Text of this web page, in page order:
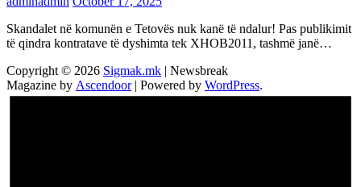
Skandalet në komunën e Tetovës nuk kanë të ndalur! Pas publikimit
të qindra kontratave të dyshimta tek XHOB2011, tashmë janë…
Copyright © 2026 Sigmak.mk | Newsbreak
Magazine by Ascendoor| Powered by WordPress.